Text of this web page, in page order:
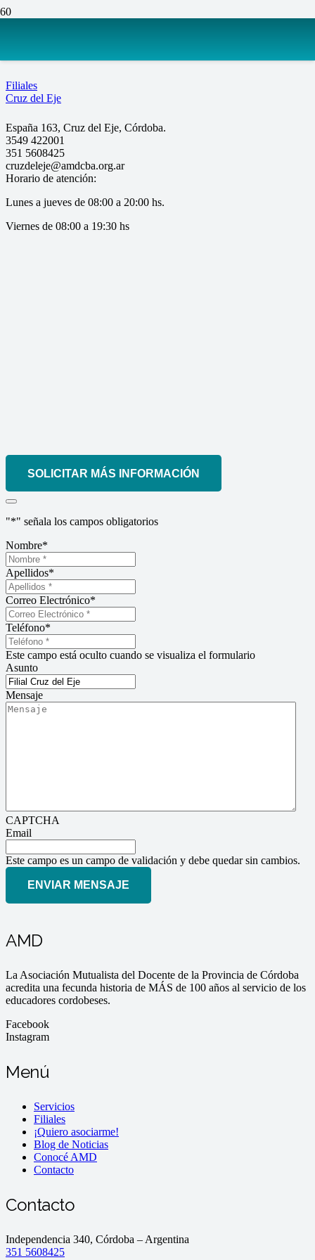
Cruz del Eje
Filiales
Cruz del Eje
España 163, Cruz del Eje, Córdoba.
3549 422001
351 5608425
cruzdeleje@amdcba.org.ar
Horario de atención:
Lunes a jueves de 08:00 a 20:00 hs.
Viernes de 08:00 a 19:30 hs
SOLICITAR MÁS INFORMACIÓN
"*" señala los campos obligatorios
Nombre*
Apellidos*
Correo Electrónico*
Teléfono*
Este campo está oculto cuando se visualiza el formulario
Asunto
Mensaje
CAPTCHA
Email
Este campo es un campo de validación y debe quedar sin cambios.
AMD
La Asociación Mutualista del Docente de la Provincia de Córdoba
acredita una fecunda historia de MÁS de 100 años al servicio de los
educadores cordobeses.
Facebook
Instagram
Menú
Servicios
Filiales
¡Quiero asociarme!
Blog de Noticias
Conocé AMD
Contacto
Contacto
Independencia 340, Córdoba – Argentina
351 5608425